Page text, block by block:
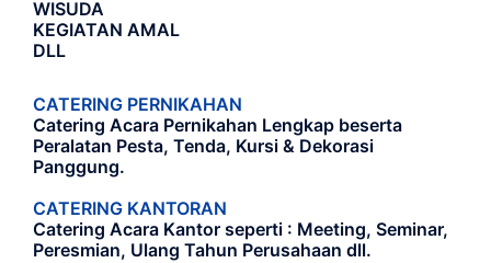
WISUDA
KEGIATAN AMAL
DLL
CATERING PERNIKAHAN
Catering Acara Pernikahan Lengkap beserta
Peralatan Pesta, Tenda, Kursi & Dekorasi
Panggung.
CATERING KANTORAN
Catering Acara Kantor seperti : Meeting, Seminar,
Peresmian, Ulang Tahun Perusahaan dll.